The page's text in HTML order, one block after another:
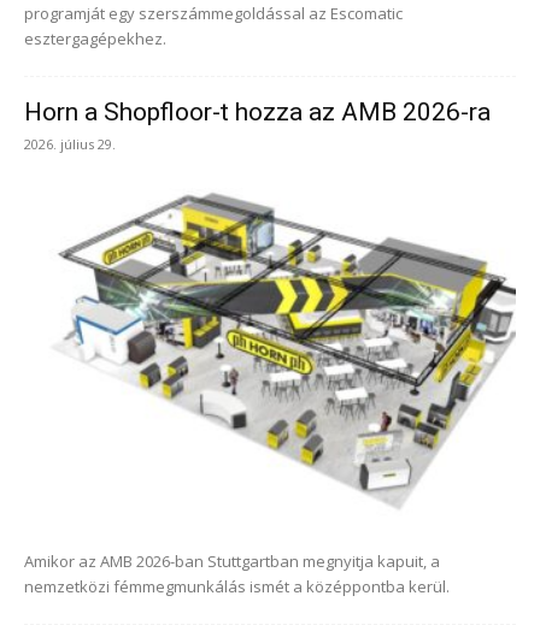
programját egy szerszámmegoldással az Escomatic
esztergagépekhez.
Horn a Shopfloor-t hozza az AMB 2026-ra
2026. július 29.
Amikor az AMB 2026-ban Stuttgartban megnyitja kapuit, a
nemzetközi fémmegmunkálás ismét a középpontba kerül.